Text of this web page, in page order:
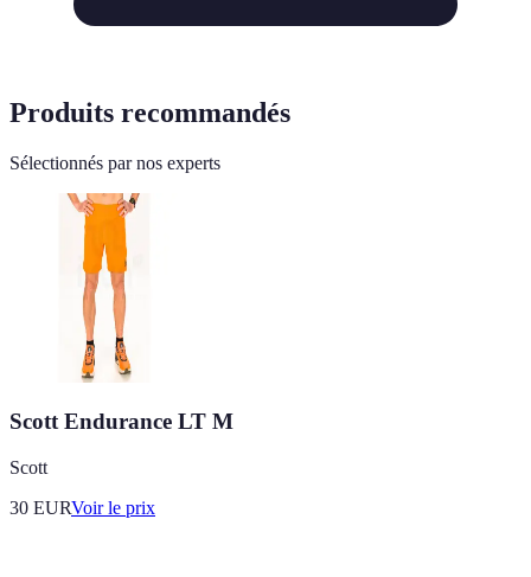
Produits recommandés
Sélectionnés par nos experts
Scott Endurance LT M
Scott
30 EURVoir le prix